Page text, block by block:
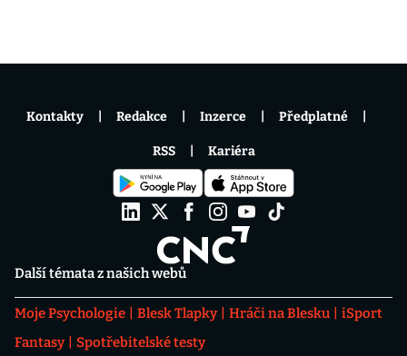
Další témata z našich webů
Moje Psychologie Blesk Tlapky Hráči na Blesku
iSport
Fantasy
Spotřebitelské testy
Kontakty Redakce Inzerce Předplatné
RSS Kariéra